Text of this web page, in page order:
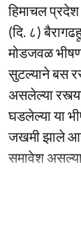
हिमाचल प्रदेश
(दि. ८)
मोडजवळ
सुटल्याने बस
असलेल्या
घडलेल्या या
जखमी झाले
समावेश